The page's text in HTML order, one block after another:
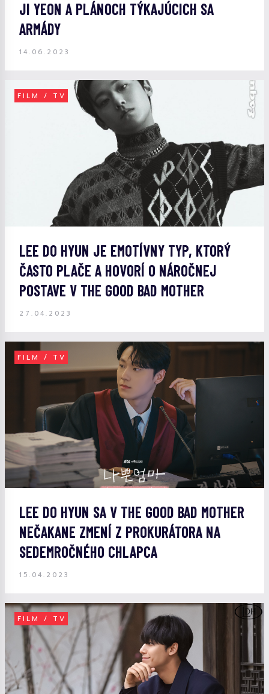
JI YEON A PLÁNOCH TÝKAJÚCICH SA
ARMÁDY
14.06.2023
FILM / TV
LEE DO HYUN JE EMOTÍVNY TYP, KTORÝ
ČASTO PLAČE A HOVORÍ O NÁROČNEJ
POSTAVE V THE GOOD BAD MOTHER
27.04.2023
FILM / TV
LEE DO HYUN SA V THE GOOD BAD MOTHER
NEČAKANE ZMENÍ Z PROKURÁTORA NA
SEDEMROČNÉHO CHLAPCA
15.04.2023
FILM / TV